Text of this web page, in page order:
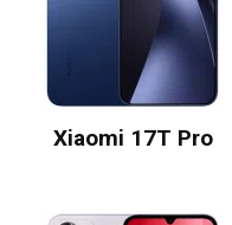
Xiaomi 17T Pro